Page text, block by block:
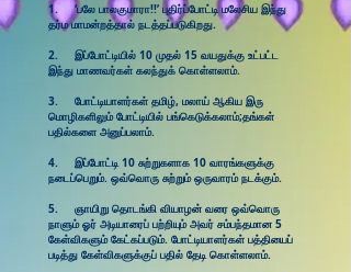
1. ‘பலே பாலகுமாரா!!’ புதிர்ப்போட்டி மலேசிய இந்து
தர்ம மாமன்றத்தால் நடத்தப்படுகிறது.
2. இப்போட்டியில் 10 முதல் 15 வயதுக்கு உட்பட்ட
இந்து மாணவர்கள் கலந்துக் கொள்ளலாம்.
3. போட்டியாளர்கள் தமிழ், மலாய் ஆகிய இரு
மொழிகளிலும் போட்டியில் பங்கெடுக்கலாம்;தங்கள்
பதில்களை அனுப்பலாம்.​
4. இப்போட்டி 10 சுற்றுகளாக 10 வாரங்களுக்கு
நடைப்பெறும். ஒவ்வொரு சுற்றும் ஒருவாரம் நடக்கும்.
5. ​ஞாயிறு தொடங்கி வியாழன் வரை ஒவ்வொரு
நாளும் ஓர் அடியாரைப் பற்றியும் அவர் சம்பந்தமான 5
கேள்விகளும் கேட்கப்படும். போட்டியாளர்கள் பத்தியைப்
படித்து கேள்விகளுக்குப் பதில் தேடி கொள்ளலாம்.